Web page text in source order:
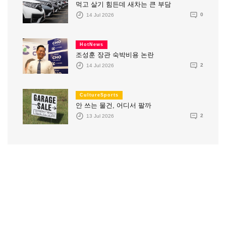
먹고 살기 힘든데 새차는 큰 부담
14 Jul 2026 0
HotNews
조성훈 장관 숙박비용 논란
14 Jul 2026 2
CultureSports
안 쓰는 물건, 어디서 팔까
13 Jul 2026 2